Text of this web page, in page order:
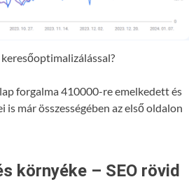
forgalma 410000-re emelkedett és
már összességében az első oldalon
környéke – SEO rövid